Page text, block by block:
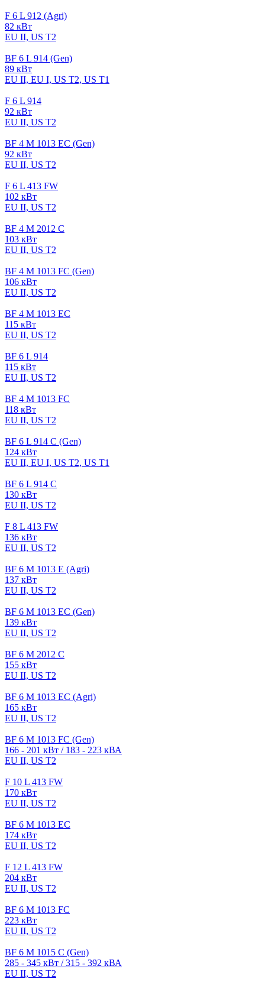
F 6 L 912 (Agri)
82 кВт
EU II, US T2
BF 6 L 914 (Gen)
89 кВт
EU II, EU I, US T2, US T1
F 6 L 914
92 кВт
EU II, US T2
BF 4 M 1013 EC (Gen)
92 кВт
EU II, US T2
F 6 L 413 FW
102 кВт
EU II, US T2
BF 4 M 2012 C
103 кВт
EU II, US T2
BF 4 M 1013 FC (Gen)
106 кВт
EU II, US T2
BF 4 M 1013 EC
115 кВт
EU II, US T2
BF 6 L 914
115 кВт
EU II, US T2
BF 4 M 1013 FC
118 кВт
EU II, US T2
BF 6 L 914 C (Gen)
124 кВт
EU II, EU I, US T2, US T1
BF 6 L 914 C
130 кВт
EU II, US T2
F 8 L 413 FW
136 кВт
EU II, US T2
BF 6 M 1013 E (Agri)
137 кВт
EU II, US T2
BF 6 M 1013 EC (Gen)
139 кВт
EU II, US T2
BF 6 M 2012 C
155 кВт
EU II, US T2
BF 6 M 1013 EC (Agri)
165 кВт
EU II, US T2
BF 6 M 1013 FC (Gen)
166 - 201 кВт / 183 - 223 кВА
EU II, US T2
F 10 L 413 FW
170 кВт
EU II, US T2
BF 6 M 1013 EC
174 кВт
EU II, US T2
F 12 L 413 FW
204 кВт
EU II, US T2
BF 6 M 1013 FC
223 кВт
EU II, US T2
BF 6 M 1015 C (Gen)
285 - 345 кВт / 315 - 392 кВА
EU II, US T2